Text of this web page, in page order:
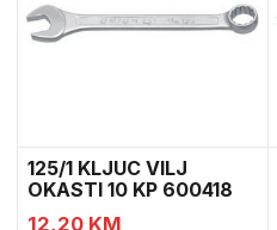
125/1 KLJUC VILJ
OKASTI 10 KP 600418
12,20 KM